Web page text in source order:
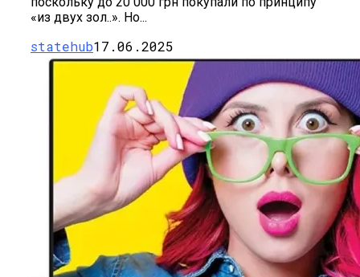
«из двух зол..». Но...
statehub17.06.2025